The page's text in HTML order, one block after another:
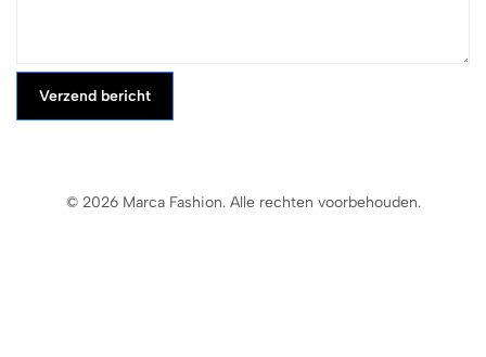
Verzend bericht
© 2026 Marca Fashion. Alle rechten voorbehouden.